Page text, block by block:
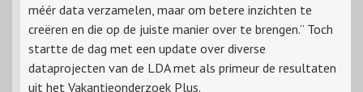
méér data verzamelen, maar om betere inzichten te
creëren en die op de juiste manier over te brengen.” Toch
startte de dag met een update over diverse
dataprojecten van de LDA met als primeur de resultaten
uit het Vakantieonderzoek Plus.